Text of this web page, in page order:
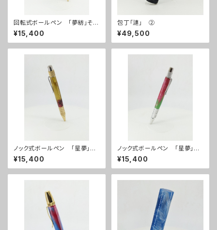
回転式ボールペン 「夢紡」その
２
¥15,400
包丁「漣」 ②
¥49,500
ノック式ボールペン 「星夢」そ
の９
¥15,400
ノック式ボールペン 「星夢」そ
の１
¥15,400